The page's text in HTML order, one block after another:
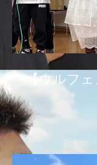
【ウルフェ